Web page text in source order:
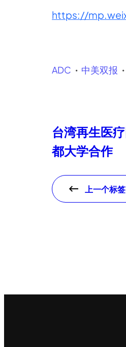
https://
ADC 中美双报
台湾再生医
都大学合作
上一个标签